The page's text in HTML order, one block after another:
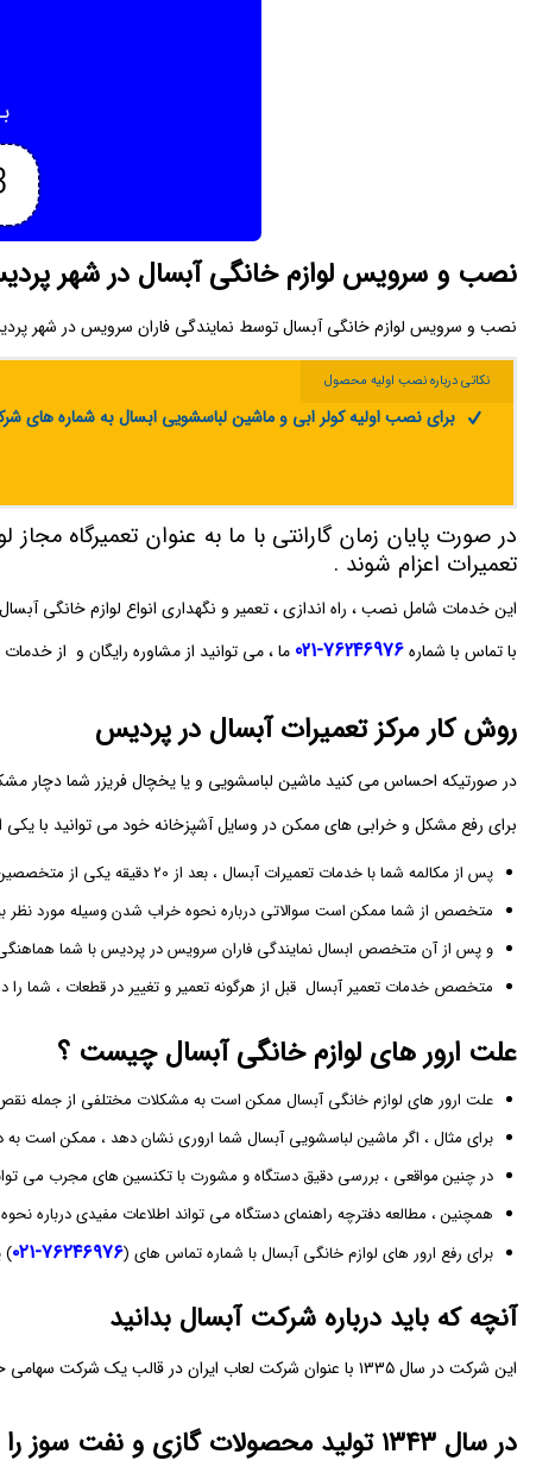
نصب و سرویس لوازم خانگی آبسال در شهر
نصب و سرویس لوازم خانگی آبسال توسط نمایندگی فاران سرویس در شهر
نکاتی درباره نصب اولیه محصول
برای نصب اولیه کولر ابی و ماشین لباسشویی ابسال به شماره های
در صورت پایان زمان گارانتی با ما به عنوان تعمیرگاه
تعمیرات اعزام شوند .
این خدمات شامل نصب ، راه‌ اندازی ، تعمیر و نگهداری انواع لوازم خانگی
با تماس با شماره76246976-021 ما ، می ‌توانید از مشاوره رایگان و از
روش کار مرکز تعمیرات آبسال در پردیس
در صورتیکه احساس می‌ کنید ماشین لباسشویی و یا یخچال فریزر شما دچار
برای رفع مشکل و خرابی‌ های ممکن در وسایل آشپزخانه خود می‌ توانید با یکی
پس از مکالمه شما با خدمات تعمیرات آبسال ، بعد از 20 دقیقه یکی از متخصصین با تجربه مرکز تعمیر ابسال با شما تماس خواهد شد .
متخصص از شما ممکن است سوالاتی درباره نحوه خراب شدن وسیله‌ مورد
و پس از آن متخصص ابسال نمایندگی فاران سرویس در پردیس با شما
متخصص خدمات تعمیر آبسال قبل از هرگونه تعمیر و تغییر در قطعات ، شما را
علت ارور های لوازم خانگی آبسال چیست ؟
علت ارور های لوازم خانگی آبسال ممکن است به مشکلات مختلفی از جمله
برای مثال ، اگر ماشین لباسشویی آبسال شما اروری نشان دهد ، ممکن است به
در چنین مواقعی ، بررسی دقیق دستگاه و مشورت با تکنسین ‌های مجرب می
همچنین ، مطالعه دفترچه راهنمای دستگاه می ‌تواند اطلاعات مفیدی درباره نحوه
برای رفع ارور های لوازم خانگی آبسال با شماره تماس های (۷۶۲۴۶۹۷۶-۰۲۱ )
آنچه که باید درباره شرکت آبسال بدانید
این شرکت در سال ۱۳۳۵ با عنوان شرکت لعاب ایران در قالب یک شرکت سهامی خاص فعالیت خود را در کشور ایران و شمال شرق تهران آغاز کرد .
در سال ۱۳۴۳ تولید محصولات گازی و نفت‌ سوز را با عرضه محصولات زیر آغاز کرد :